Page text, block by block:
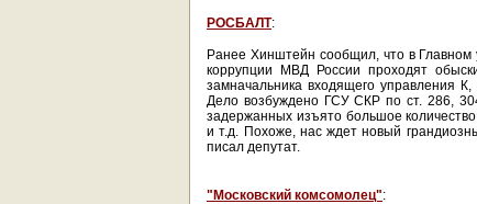
РОСБАЛТ:
Ранее Хинштейн сообщил, что в Главном
коррупции МВД России проходят
замначальника входящего управления
Дело возбуждено ГСУ СКР по ст. 286,
задержанных изъято большое
и т.д. Похоже, нас ждет новый
писал депутат.
"Московский комсомолец":